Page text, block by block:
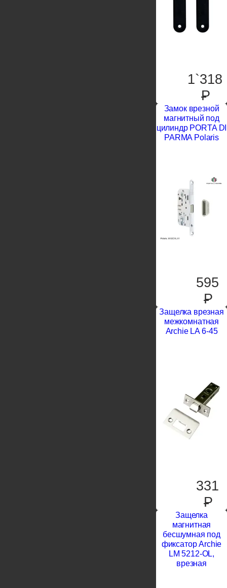
1`318
P
Замок врезной
магнитный под
цилиндр PORTA DI
PARMA Polaris
595
P
Защелка врезная
межкомнатная
Archie LA 6-45
331
P
Защелка
магнитная
бесшумная под
фиксатор Archie
LM 5212-OL,
врезная